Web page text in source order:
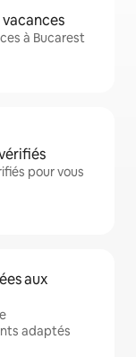
à Bucarest
pour vous
aux
adaptés